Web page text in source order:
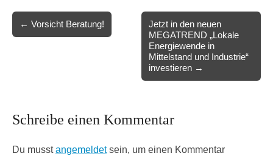
Post
navigation
← Vorsicht Beratung!
Jetzt in den neuen
MEGATREND „Lokale
Energiewende in
Mittelstand und Industrie“
investieren →
Schreibe einen Kommentar
Du musstangemeldetsein, um einen Kommentar